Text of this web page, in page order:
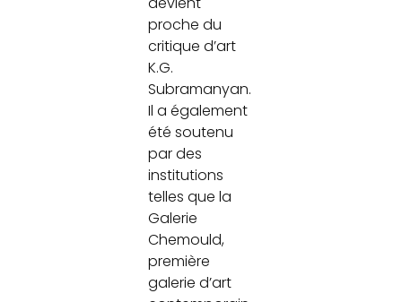
proche du
critique d’art
K.G.
Subramanyan.
Il a également
été soutenu
par des
institutions
telles que la
Galerie
Chemould,
première
galerie d’art